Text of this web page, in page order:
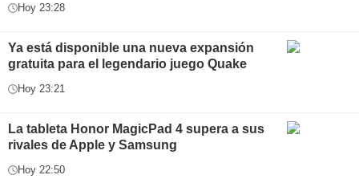
Hoy 23:28
Ya está disponible una nueva expansión
gratuita para el legendario juego Quake
Hoy 23:21
La tableta Honor MagicPad 4 supera a sus
rivales de Apple y Samsung
Hoy 22:50